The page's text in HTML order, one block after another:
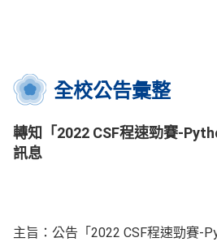
全校公告彙整
轉知「2022 CSF程速勁賽-
訊息
主旨：公告「2022 CSF程速勁賽-